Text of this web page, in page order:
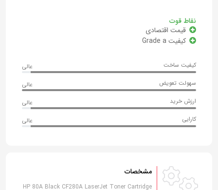
نقاط قوت
قیمت اقتصادی
کیفیت Grade a
کیفیت ساخت
عالی
سهولت تعویض
عالی
ارزش خرید
عالی
کارایی
عالی
مشخصات
HP 80A Black CF280A LaserJet Toner Cartridge